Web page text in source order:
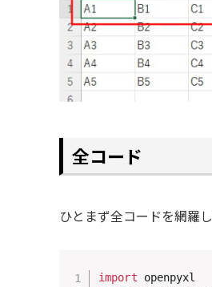
全コード
ひとまず全コードを網羅
import